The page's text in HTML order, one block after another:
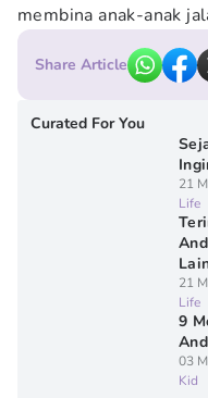
membina anak-anak
Share Article
Curated For You
21
Life
21
Life
9
03
Kid